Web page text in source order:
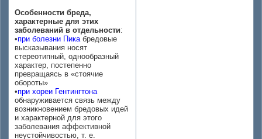
Особенности бреда,
характерные для этих
заболеваний в отдельности:
•при болезни Пикабредовые
высказывания носят
стереотипный, однообразный
характер, постепенно
превращаясь в «стоячие
обороты»
•при хореи Гентингтона
обнаруживается связь между
возникновением бредовых идей
и характерной для этого
заболевания аффективной
неустойчивостью, т. е.